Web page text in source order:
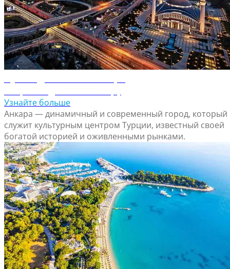
Узнайте больше
Анкара — динамичный и современный город, который
служит культурным центром Турции, известный своей
богатой историей и оживленными рынками.